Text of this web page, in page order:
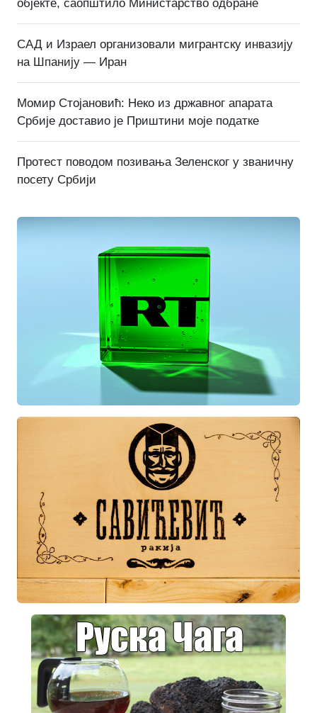
објекте, саопштило Министарство одбране
САД и Израел организовали мигрантску инвазију
на Шпанију — Иран
Момир Стојановић: Неко из државног апарата
Србије доставио је Приштини моје податке
Протест поводом позивања Зеленског у званичну
посету Србији